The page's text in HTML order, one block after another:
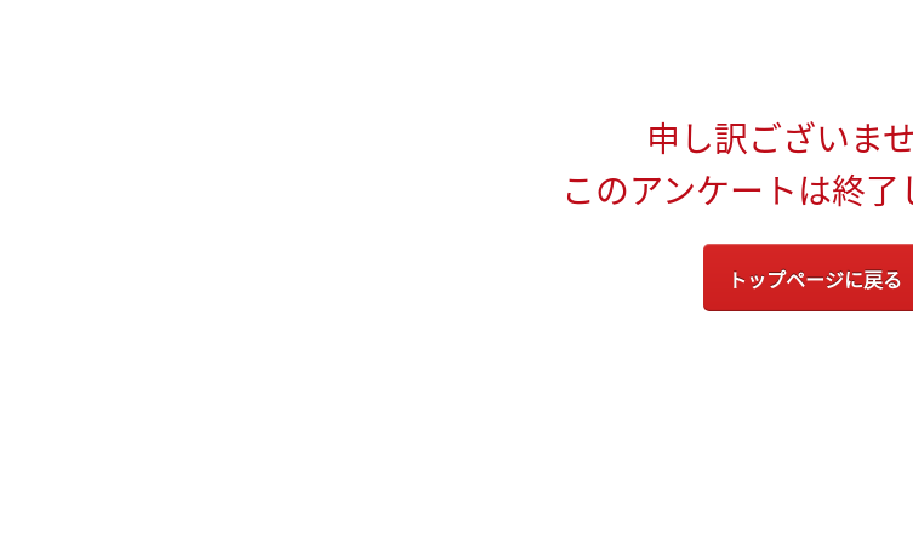
申し訳ございませ
このアンケートは終了
トップページに戻る